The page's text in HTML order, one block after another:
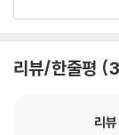
6. 얻지 못하여 염려
얻지 못하여 염려하
말 한마디에 나라가
인을 추구하여 인
탕으로 서술한 것
부터 오고 있다면 또
자가 제자 및 여러
리뷰/한줄평
리뷰